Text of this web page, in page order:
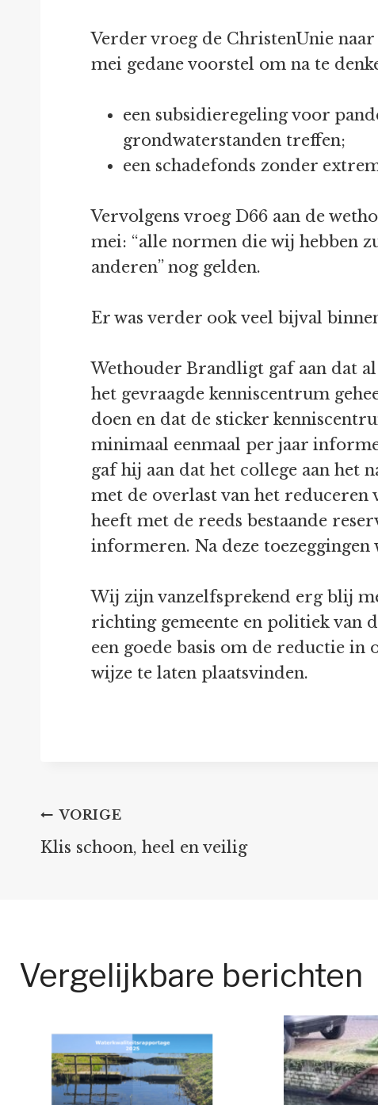
Verder vroeg de ChristenUnie
mei gedane voorstel om na te
een subsidieregeling voor
grondwaterstanden treffen;
een schadefonds zonder
Vervolgens vroeg D66 aan de
mei: “alle normen die wij hebben
anderen” nog gelden.
Er was verder ook veel bijval
Wethouder Brandligt gaf aan dat
het gevraagde kenniscentrum
doen en dat de sticker
minimaal eenmaal per jaar
gaf hij aan dat het college aan het
met de overlast van het
heeft met de reeds bestaande
informeren. Na deze
Wij zijn vanzelfsprekend erg blij
richting gemeente en politiek van
een goede basis om de reductie in
wijze te laten plaatsvinden.
Bericht
VORIGE
Klis schoon, heel en veilig
Vergelijkbare berichten